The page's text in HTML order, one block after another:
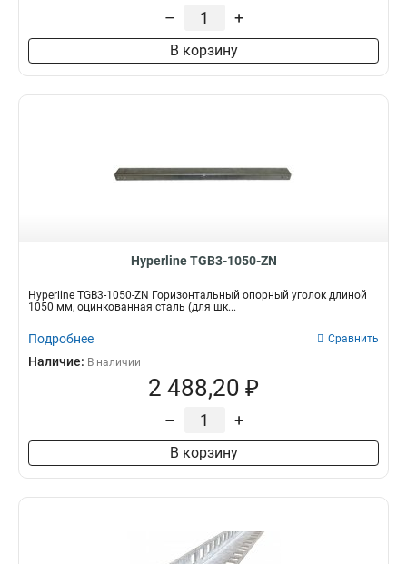
– +
В корзину
Hyperline TGB3-1050-ZN
Hyperline TGB3-1050-ZN Горизонтальный опорный уголок длиной
1050 мм, оцинкованная сталь (для шк...
Подробнее Сравнить
Наличие: В наличии
2 488,20 ₽
– +
В корзину